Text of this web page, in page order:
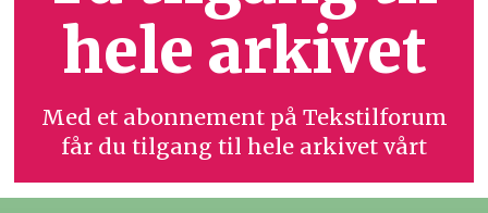
hele arkivet
Med et abonnement på Tekstilforum
får du tilgang til hele arkivet vårt